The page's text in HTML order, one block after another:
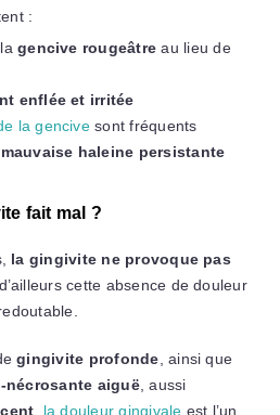
:
lagencive rougeâtre au lieu de
enflée et irritée
la gencivesont fréquents
mauvaise haleine persistante
fait mal ?
la gingivite ne provoque pas
d’ailleurs cette absence de douleur
gingivite profonde , ainsi que
aiguë, aussi
la douleur gingivale est l’un